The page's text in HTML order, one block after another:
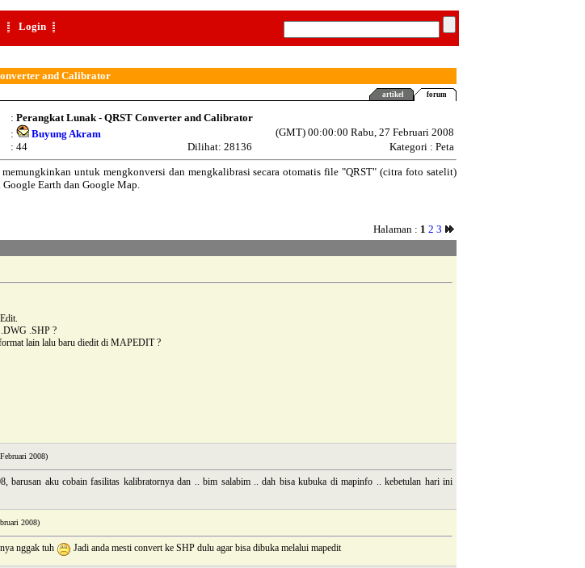
Login
and Calibrator
artikel forum
: Perangkat Lunak - QRST Converter and Calibrator
: Buyung Akram
(GMT) 00:00:00 Rabu, 27 Februari 2008
: 44 Dilihat: 28136 Kategori : Peta
untuk mengkonversi dan mengkalibrasi secara otomatis file "QRST" (citra foto satelit)
Earth dan Google Map.
Halaman : 1 2 3
.DWG .SHP ?
lain lalu baru diedit di MAPEDIT ?
2008)
barusan aku cobain fasilitas kalibratornya dan .. bim salabim .. dah bisa kubuka di mapinfo .. kebetulan hari ini
2008)
nggak tuh Jadi anda mesti convert ke SHP dulu agar bisa dibuka melalui mapedit